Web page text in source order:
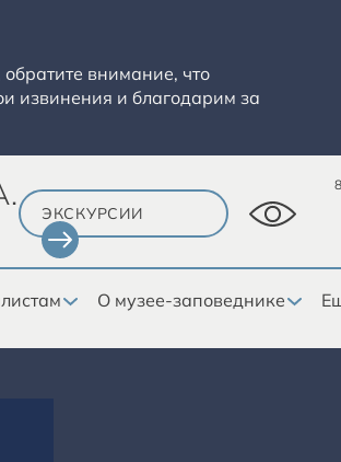
внимание, что
извинения и благодарим за
ЭКСКУРСИИ
О музее-заповеднике